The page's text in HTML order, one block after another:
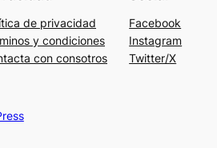
de privacidad
y condiciones
con consotros
Facebook
Instagram
Twitter/X